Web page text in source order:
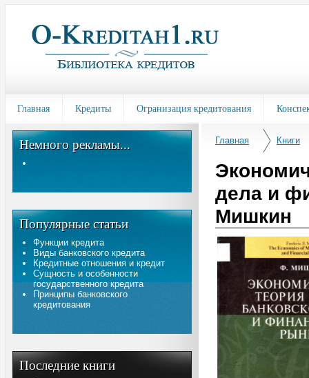
Главная Кредиты Огранизация кредитования
Главная Книги
дела и
Мишкин
Немного рекламы...
Популярные статьи
Функции кредита
Виды банковского кредита
Кредитные отношения и кредит
Сущность и особенности
государственного кредита
Принципы банковского
кредитования
Последние книги